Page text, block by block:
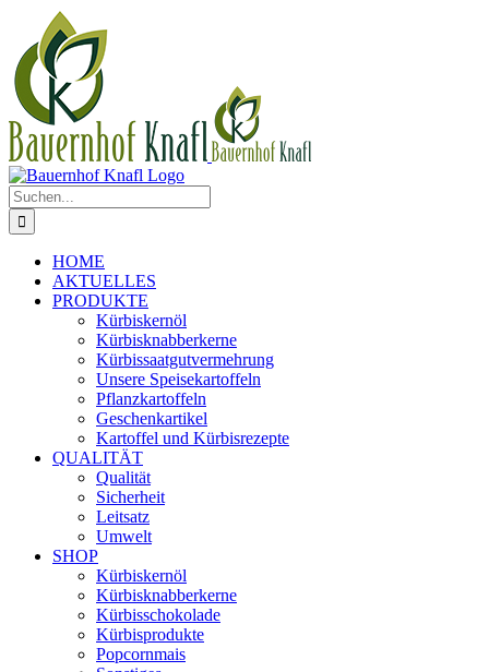
Inhalt
springen
Suche
nach:
HOME
AKTUELLES
PRODUKTE
Kürbiskernöl
Kürbisknabberkerne
Kürbissaatgutvermehrung
Unsere Speisekartoffeln
Pflanzkartoffeln
Geschenkartikel
Kartoffel und Kürbisrezepte
QUALITÄT
Qualität
Sicherheit
Leitsatz
Umwelt
SHOP
Kürbiskernöl
Kürbisknabberkerne
Kürbisschokolade
Kürbisprodukte
Popcornmais